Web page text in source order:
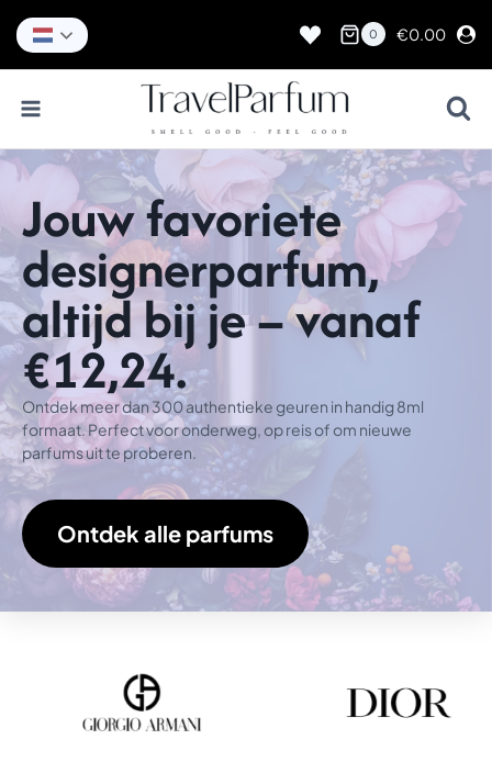
naar
inhoud
0 €0.00
Jouw favoriete
designerparfum,
altijd bij je – vanaf
€12,24.
Ontdek meer dan 300 authentieke geuren in handig 8ml
formaat. Perfect voor onderweg, op reis of om nieuwe
parfums uit te proberen.
Ontdek alle parfums